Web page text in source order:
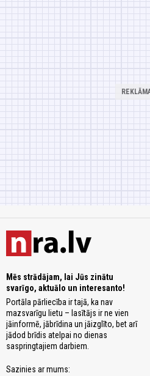
Mēs strādājam, lai Jūs zinātu
svarīgo, aktuālo un interesanto!
Portāla pārliecība ir tajā, ka nav
mazsvarīgu lietu – lasītājs ir ne vien
jāinformē, jābrīdina un jāizglīto, bet arī
jādod brīdis atelpai no dienas
saspringtajiem darbiem.
Sazinies ar mums: